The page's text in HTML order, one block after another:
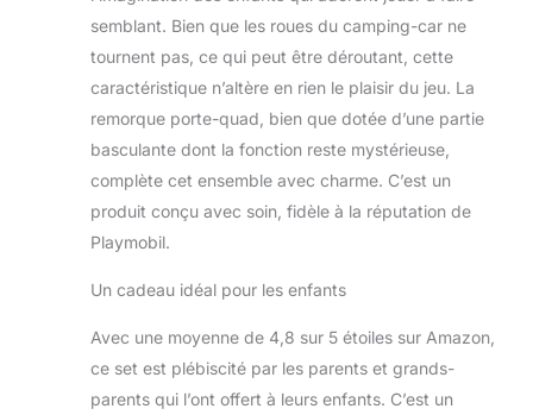
semblant. Bien que les roues du camping-car ne
tournent pas, ce qui peut être déroutant, cette
caractéristique n’altère en rien le plaisir du jeu. La
remorque porte-quad, bien que dotée d’une partie
basculante dont la fonction reste mystérieuse,
complète cet ensemble avec charme. C’est un
produit conçu avec soin, fidèle à la réputation de
Playmobil.
Un cadeau idéal pour les enfants
Avec une moyenne de 4,8 sur 5 étoiles sur Amazon,
ce set est plébiscité par les parents et grands-
parents qui l’ont offert à leurs enfants. C’est un